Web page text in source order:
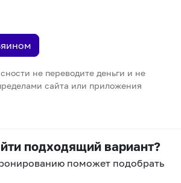
не переводите деньги и не
сайта или приложения
подходящий вариант?
поможет подобрать